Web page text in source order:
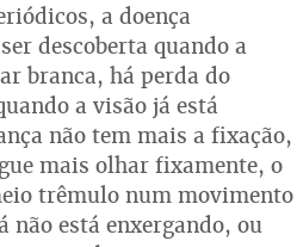
a doença
descoberta quando a
branca, há perda do
a visão já está
não tem mais a fixação,
mais olhar fixamente, o
trêmulo num movimento
não está enxergando, ou